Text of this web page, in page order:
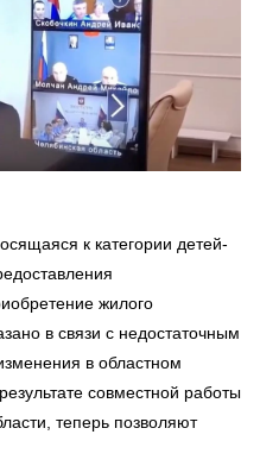
к категории детей-
жилого
в связи с недостаточным
в областном
совместной работы
теперь позволяют